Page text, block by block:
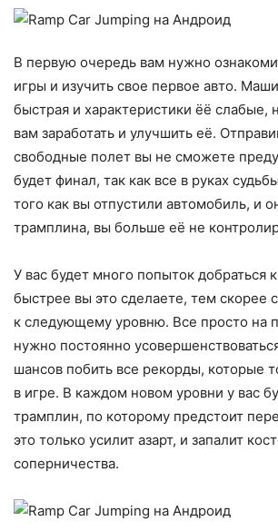
В первую очередь вам нужно
игры и изучить свое первое авто.
быстрая и характеристики ёё слабые,
вам заработать и улучшить её.
свободные полет вы не сможете
будет финал, так как все в руках
того как вы отпустили автомобиль, и
трамплина, вы больше её не
У вас будет много попыток добраться
быстрее вы это сделаете, тем скорее
к следующему уровню. Все просто на
нужно постоянно
шансов побить все рекорды, которые
в игре. В каждом новом уровни у вас
трамплин, по которому предстоит
это только усилит азарт, и запалит
соперничества.